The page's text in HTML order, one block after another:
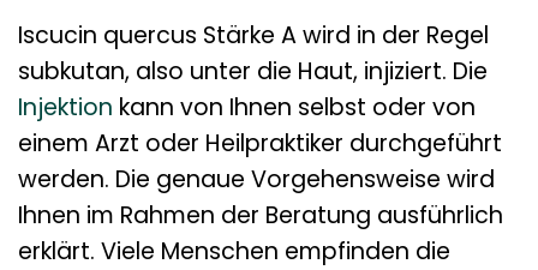
Iscucin quercus Stärke A wird in der Regel
subkutan, also unter die Haut, injiziert. Die
Injektion kann von Ihnen selbst oder von
einem Arzt oder Heilpraktiker durchgeführt
werden. Die genaue Vorgehensweise wird
Ihnen im Rahmen der Beratung ausführlich
erklärt. Viele Menschen empfinden die